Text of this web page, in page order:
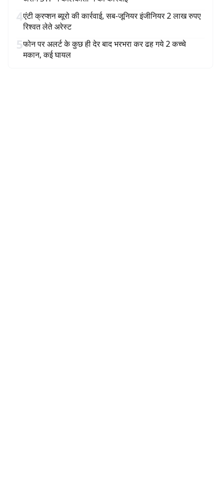
4एंटी क्रप्शन ब्यूरो की कार्रवाई, सब-जूनियर इंजीनियर 2 लाख रुपए
रिश्वत लेते अरेस्ट
5फोन पर अलर्ट के कुछ ही देर बाद भरभरा कर ढह गये 2 कच्चे
मकान, कई घायल